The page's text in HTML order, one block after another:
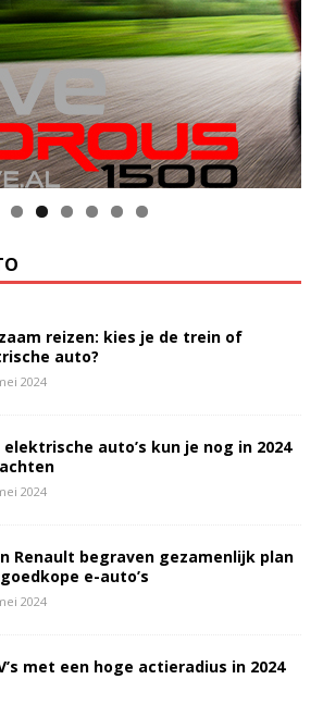
reizen: kies je de trein of
auto?
2024
elektrische auto’s kun je nog in 2024
2024
Renault begraven gezamenlijk plan
e-auto’s
2024
met een hoge actieradius in 2024